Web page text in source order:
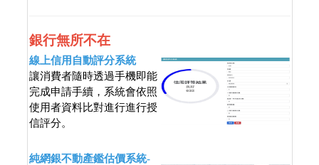
銀行無所不在
線上信用自動評分系統
讓消費者隨時透過手機即能
完成申請手續，系統會依照
使用者資料比對進行進行授
信評分。
純網銀不動產鑑估價系統-